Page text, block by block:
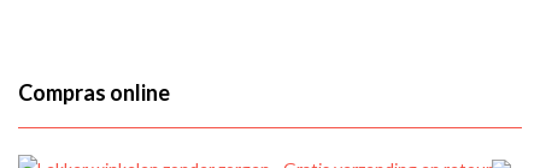
Compras online